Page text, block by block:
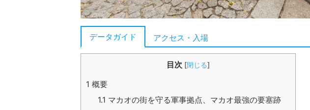
データガイド アクセス・入場
目次 [閉じる]
1 概要
1.1 マカオの街を守る軍事拠点、マカオ最強の要塞跡